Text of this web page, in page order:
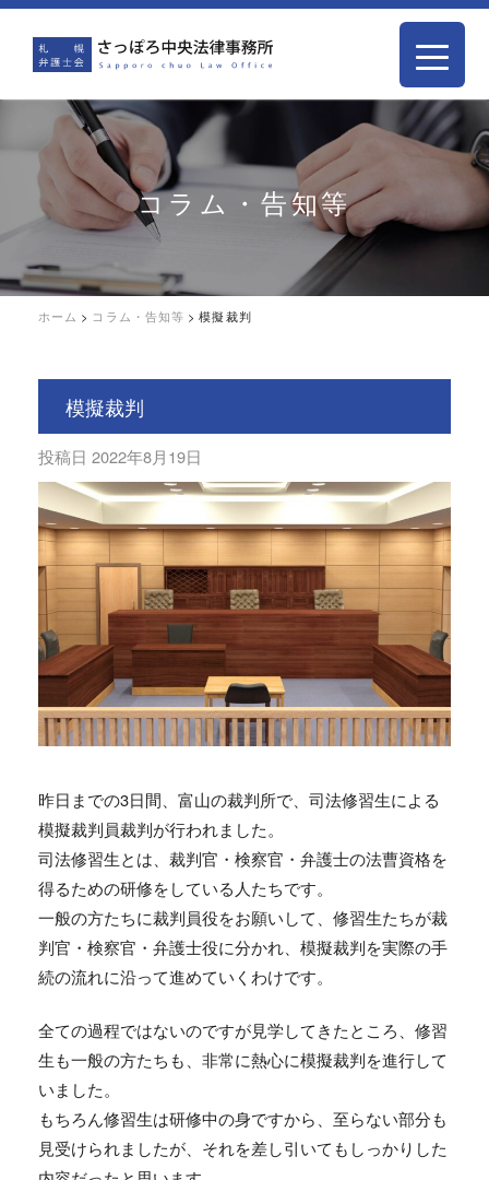
コラム・告知等
ホーム > コラム・告知等 >模擬裁判
模擬裁判
投稿日 2022年8月19日
昨日までの3日間、富山の裁判所で、司法修習生による
模擬裁判員裁判が行われました。
司法修習生とは、裁判官・検察官・弁護士の法曹資格を
得るための研修をしている人たちです。
一般の方たちに裁判員役をお願いして、修習生たちが裁
判官・検察官・弁護士役に分かれ、模擬裁判を実際の手
続の流れに沿って進めていくわけです。
全ての過程ではないのですが見学してきたところ、修習
生も一般の方たちも、非常に熱心に模擬裁判を進行して
いました。
もちろん修習生は研修中の身ですから、至らない部分も
見受けられましたが、それを差し引いてもしっかりした